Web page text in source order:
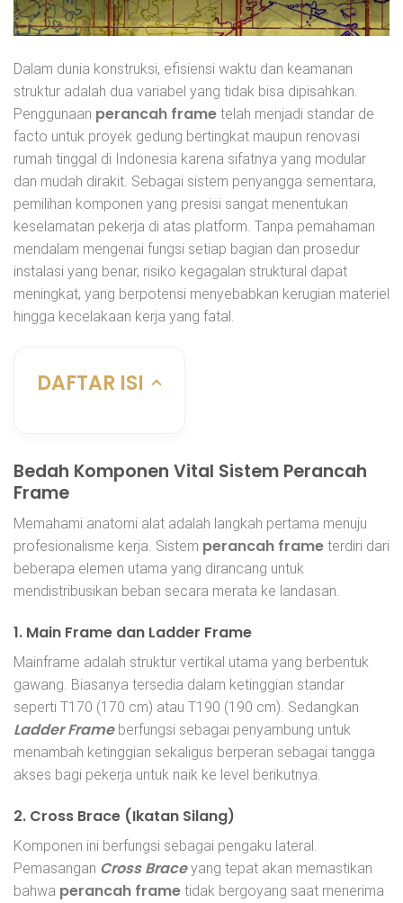
Dalam dunia konstruksi, efisiensi waktu dan keamanan
struktur adalah dua variabel yang tidak bisa dipisahkan.
Penggunaan perancah frame telah menjadi standar de
facto untuk proyek gedung bertingkat maupun renovasi
rumah tinggal di Indonesia karena sifatnya yang modular
dan mudah dirakit. Sebagai sistem penyangga sementara,
pemilihan komponen yang presisi sangat menentukan
keselamatan pekerja di atas platform. Tanpa pemahaman
mendalam mengenai fungsi setiap bagian dan prosedur
instalasi yang benar, risiko kegagalan struktural dapat
meningkat, yang berpotensi menyebabkan kerugian materiel
hingga kecelakaan kerja yang fatal.
DAFTAR ISI
Bedah Komponen Vital Sistem Perancah
Frame
Memahami anatomi alat adalah langkah pertama menuju
profesionalisme kerja. Sistem perancah frame terdiri dari
beberapa elemen utama yang dirancang untuk
mendistribusikan beban secara merata ke landasan.
1. Main Frame dan Ladder Frame
Mainframe adalah struktur vertikal utama yang berbentuk
gawang. Biasanya tersedia dalam ketinggian standar
seperti T170 (170 cm) atau T190 (190 cm). Sedangkan
Ladder Frameberfungsi sebagai penyambung untuk
menambah ketinggian sekaligus berperan sebagai tangga
akses bagi pekerja untuk naik ke level berikutnya.
2. Cross Brace (Ikatan Silang)
Komponen ini berfungsi sebagai pengaku lateral.
Pemasangan Cross Braceyang tepat akan memastikan
bahwa perancah frame tidak bergoyang saat menerima